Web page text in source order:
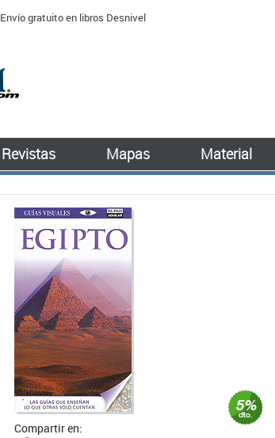
Envío gratuito en libros Desnivel
Revistas Mapas Material
Compartir en: